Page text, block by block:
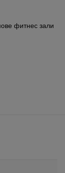
фитнес зали